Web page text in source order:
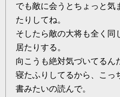
でも敵に会うとちょっと気
たりしてね。
そしたら敵の大将も全く同
居たりする。
向こうも絶対気づいてるん
寝たふりしてるから、こっ
書みたいの読んで。